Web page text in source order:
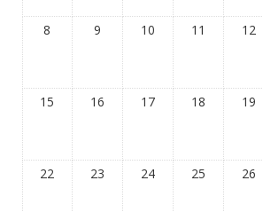
8 9 10 11 12
15 16 17 18 19
22 23 24 25 26